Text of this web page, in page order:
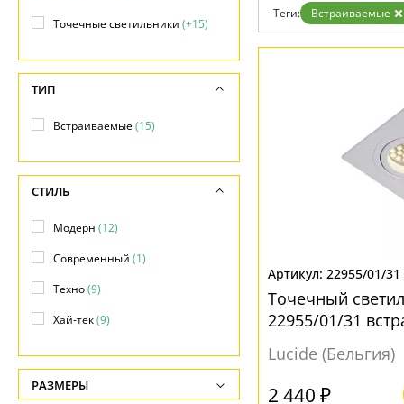
Установка
Контакты
Теги: Встраиваемые
22955/01/31
Точечный
22955/01/31
Lucide (Бельгия)
2 440 ₽
Точечные светильники (+15)
ТИП
Встраиваемые(15)
СТИЛЬ
Модерн (12)
Современный (1)
Техно(9)
Хай-тек(9)
РАЗМЕРЫ